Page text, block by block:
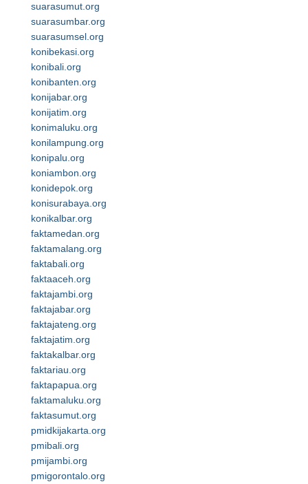
suarasumut.org
suarasumbar.org
suarasumsel.org
konibekasi.org
konibali.org
konibanten.org
konijabar.org
konijatim.org
konimaluku.org
konilampung.org
konipalu.org
koniambon.org
konidepok.org
konisurabaya.org
konikalbar.org
faktamedan.org
faktamalang.org
faktabali.org
faktaaceh.org
faktajambi.org
faktajabar.org
faktajateng.org
faktajatim.org
faktakalbar.org
faktariau.org
faktapapua.org
faktamaluku.org
faktasumut.org
pmidkijakarta.org
pmibali.org
pmijambi.org
pmigorontalo.org